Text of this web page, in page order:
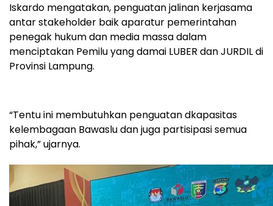
Iskardo mengatakan, penguatan jalinan kerjasama
antar stakeholder baik aparatur pemerintahan
penegak hukum dan media massa dalam
menciptakan Pemilu yang damai LUBER dan JURDIL di
Provinsi Lampung.
“Tentu ini membutuhkan penguatan dkapasitas
kelembagaan Bawaslu dan juga partisipasi semua
pihak,” ujarnya.